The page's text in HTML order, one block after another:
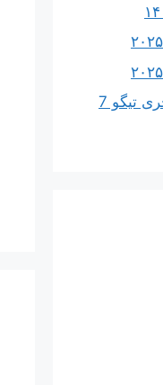
اولین تصاویر از نسل جدید چری تیگو 7